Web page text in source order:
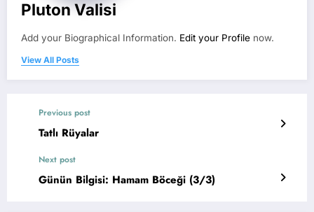
Pluton Valisi
Add your Biographical Information. Edit your Profile now.
View All Posts
Previous post
Tatlı Rüyalar
Next post
Günün Bilgisi: Hamam Böceği (3/3)